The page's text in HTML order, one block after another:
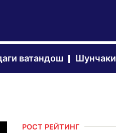
ватандош Шунчаки
РОСТ РЕЙТИНГ